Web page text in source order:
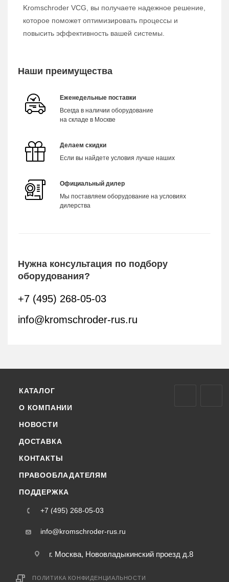
Kromschroder VCG, вы получаете надежное решение,
которое поможет оптимизировать процессы и
повысить эффективность вашей системы.
Наши преимущества
Еженедельные поставки
Всегда в наличии оборудование
на складе в Москве
Делаем скидки
Если вы найдете условия лучше наших
Официальный дилер
Мы поставляем оборудование на условиях
дилерства
Нужна консультация по подбору
оборудования?
+7 (495) 268-05-03
info@kromschroder-rus.ru
КАТАЛОГ
О КОМПАНИИ
НОВОСТИ
ДОСТАВКА
КОНТАКТЫ
ПРАВООБЛАДАТЕЛЯМ
ПОДДЕРЖКА
+7 (495) 268-05-03
info@kromschroder-rus.ru
г. Москва, Нововладыкинский проезд д.8
ПОЛИТИКА КОНФИДЕНЦИАЛЬНОСТИ